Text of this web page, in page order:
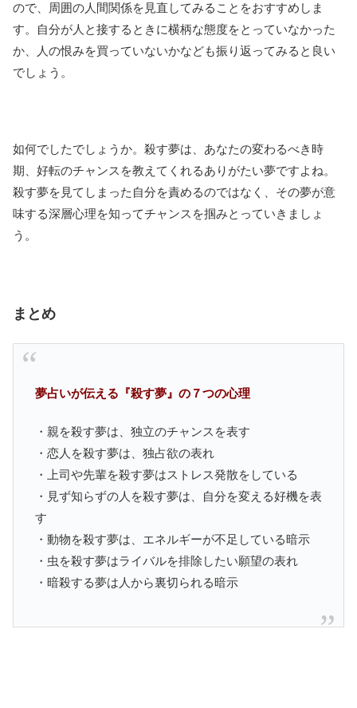
ので、周囲の人間関係を見直してみることをおすすめしま
す。自分が人と接するときに横柄な態度をとっていなかった
か、人の恨みを買っていないかなども振り返ってみると良い
でしょう。
如何でしたでしょうか。殺す夢は、あなたの変わるべき時
期、好転のチャンスを教えてくれるありがたい夢ですよね。
殺す夢を見てしまった自分を責めるのではなく、その夢が意
味する深層心理を知ってチャンスを掴みとっていきましょ
う。
まとめ
夢占いが伝える『殺す夢』の７つの心理
・親を殺す夢は、独立のチャンスを表す
・恋人を殺す夢は、独占欲の表れ
・上司や先輩を殺す夢はストレス発散をしている
・見ず知らずの人を殺す夢は、自分を変える好機を表
す
・動物を殺す夢は、エネルギーが不足している暗示
・虫を殺す夢はライバルを排除したい願望の表れ
・暗殺する夢は人から裏切られる暗示